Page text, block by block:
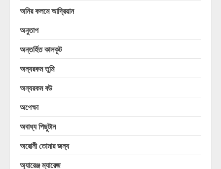
অনির কলমে আদ্রিয়ান
অনুতাপ
অন্তর্হিত কালকূট
অন্যরকম তুমি
অন্যরকম বউ
অপেক্ষা
অবাধ্য পিছুটান
অরোনী তোমার জন্য
অ্যারেঞ্জ ম্যারেজ